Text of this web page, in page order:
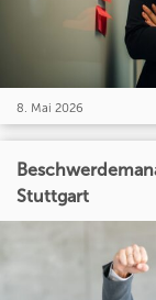
8. Mai 2026
Stuttgart